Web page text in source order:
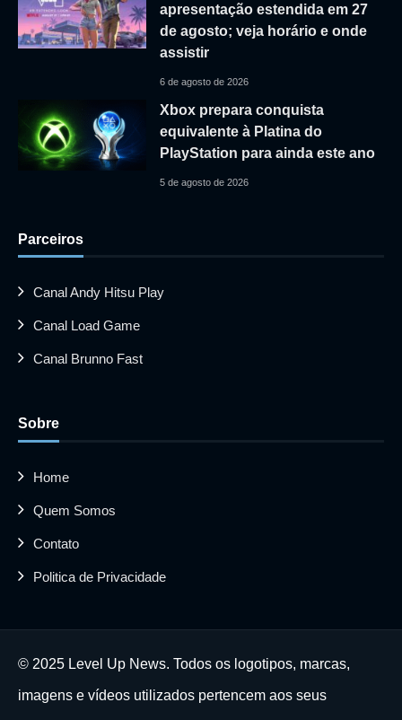
apresentação estendida em 27
de agosto; veja horário e onde
assistir
6 de agosto de 2026
Xbox prepara conquista
equivalente à Platina do
PlayStation para ainda este ano
5 de agosto de 2026
Parceiros
Canal Andy Hitsu Play
Canal Load Game
Canal Brunno Fast
Sobre
Home
Quem Somos
Contato
Politica de Privacidade
© 2025 Level Up News. Todos os logotipos, marcas,
imagens e vídeos utilizados pertencem aos seus